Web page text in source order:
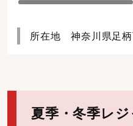
所在地 神奈川県足
夏季・冬季レ